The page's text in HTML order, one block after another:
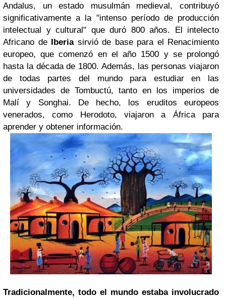
Andalus, un estado musulmán medieval, contribuyó
significativamente a la "intenso período de producción
intelectual y cultural" que duró 800 años. El intelecto
Africano de Iberiasirvió de base para el Renacimiento
europeo, que comenzó en el año 1500 y se prolongó
hasta la década de 1800. Además, las personas viajaron
de todas partes del mundo para estudiar en las
universidades de Tombuctú, tanto en los imperios de
Malí y Songhai. De hecho, los eruditos europeos
venerados, como Herodoto, viajaron a África para
aprender y obtener información.
Tradicionalmente, todo el mundo estaba involucrado